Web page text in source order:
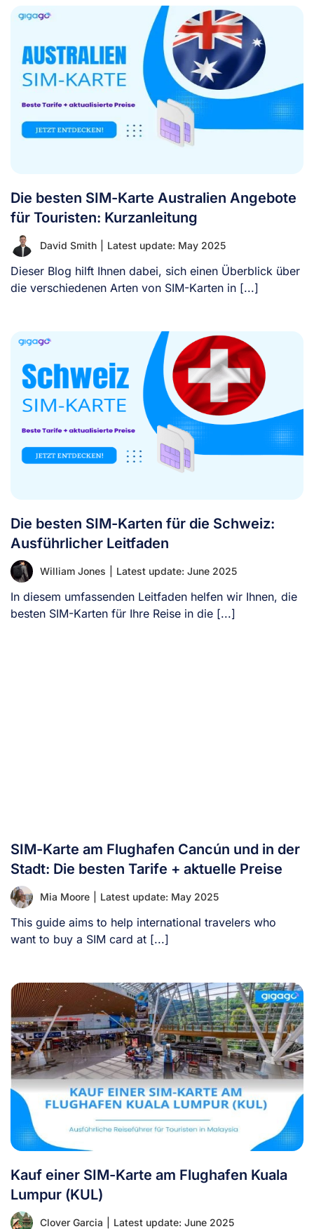
Die besten SIM-Karte Australien Angebote
für Touristen: Kurzanleitung
David Smith Latest update: May 2025
Dieser Blog hilft Ihnen dabei, sich einen Überblick über
die verschiedenen Arten von SIM-Karten in [...]
Die besten SIM-Karten für die Schweiz:
Ausführlicher Leitfaden
William Jones Latest update: June 2025
In diesem umfassenden Leitfaden helfen wir Ihnen, die
besten SIM-Karten für Ihre Reise in die [...]
SIM-Karte am Flughafen Cancún und in der
Stadt: Die besten Tarife + aktuelle Preise
Mia Moore Latest update: May 2025
This guide aims to help international travelers who
want to buy a SIM card at [...]
Kauf einer SIM-Karte am Flughafen Kuala
Lumpur (KUL)
Clover Garcia Latest update: June 2025